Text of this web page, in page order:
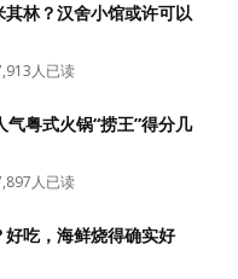
其林？汉舍小馆或许可以
人已读
粤式火锅“捞王”得分几
人已读
好吃，海鲜烧得确实好